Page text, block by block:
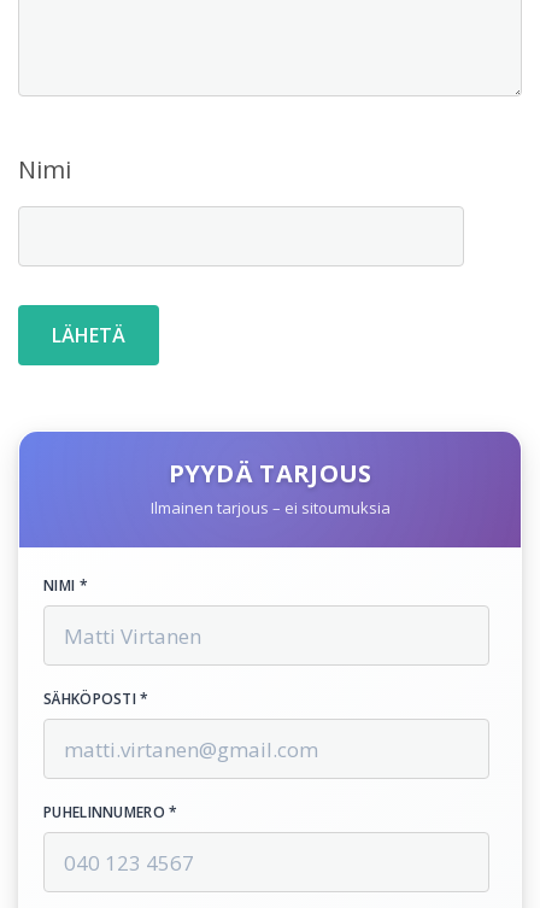
Nimi
PYYDÄ TARJOUS
Ilmainen tarjous – ei sitoumuksia
NIMI *
SÄHKÖPOSTI *
PUHELINNUMERO *